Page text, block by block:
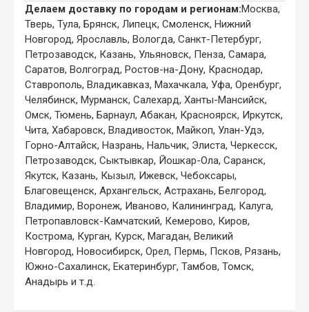
Делаем доставку по городам и регионам:Москва,
Тверь, Тула, Брянск, Липецк, Смоленск, Нижний
Новгород, Ярославль, Вологда, Санкт-Петербург,
Петрозаводск, Казань, Ульяновск, Пенза, Самара,
Саратов, Волгоград, Ростов-на-Дону, Краснодар,
Ставрополь, Владикавказ, Махачкала, Уфа, Оренбург,
Челябинск, Мурманск, Салехард, Ханты-Мансийск,
Омск, Тюмень, Барнаул, Абакан, Красноярск, Иркутск,
Чита, Хабаровск, Владивосток, Майкоп, Улан-Удэ,
Горно-Алтайск, Назрань, Нальчик, Элиста, Черкесск,
Петрозаводск, Сыктывкар, Йошкар-Ола, Саранск,
Якутск, Казань, Кызыл, Ижевск, Чебоксары,
Благовещенск, Архангельск, Астрахань, Белгород,
Владимир, Воронеж, Иваново, Калининград, Калуга,
Петропавловск-Камчатский, Кемерово, Киров,
Кострома, Курган, Курск, Магадан, Великий
Новгород, Новосибирск, Орел, Пермь, Псков, Рязань,
Южно-Сахалинск, Екатеринбург, Тамбов, Томск,
Анадырь и т.д.